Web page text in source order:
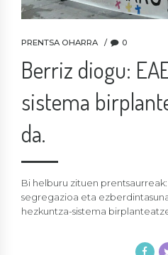
PRENTSA OHARRA 0
Berriz diogu:
sistema
da.
Bi helburu zituen
segregazioa eta
hezkuntza-sistema